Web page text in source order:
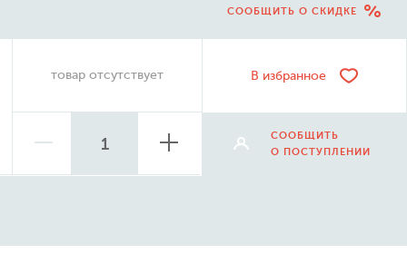
СООБЩИТЬ О СКИДКЕ
товар отсутствует В избранное
СООБЩИТЬ
О ПОСТУПЛЕНИИ